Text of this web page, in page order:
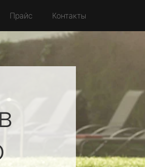
Прайс Контакты